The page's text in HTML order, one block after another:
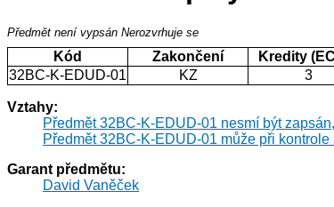
Předmět není vypsán Nerozvrhuje se
Kód Zakončení Kredity
32BC-K-EDUD-01
KZ 3
Vztahy:
Předmět 32BC-K-EDUD-01 nesmí být
Předmět 32BC-K-EDUD-01 může při
Garant předmětu:
David Vaněček